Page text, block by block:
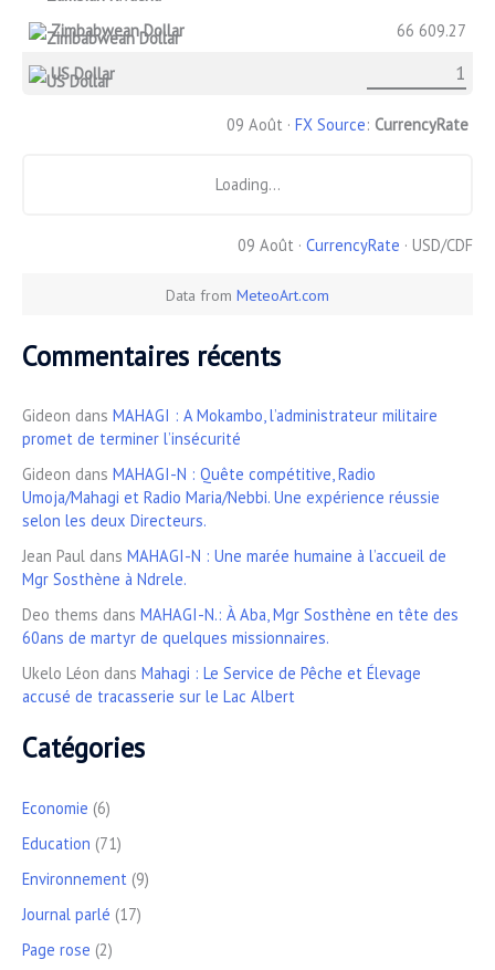
Zimbabwean Dollar 66 609.27
US Dollar
09 Août · FX Source: CurrencyRate
Loading...
09 Août · CurrencyRate · USD/CDF
Data from MeteoArt.com
Commentaires récents
Gideon dans MAHAGI : A Mokambo, l’administrateur militaire
promet de terminer l’insécurité
Gideon dans MAHAGI-N : Quête compétitive, Radio
Umoja/Mahagi et Radio Maria/Nebbi. Une expérience réussie
selon les deux Directeurs.
Jean Paul dans MAHAGI-N : Une marée humaine à l’accueil de
Mgr Sosthène à Ndrele.
Deo thems dans MAHAGI-N.: À Aba, Mgr Sosthène en tête des
60ans de martyr de quelques missionnaires.
Ukelo Léon dans Mahagi : Le Service de Pêche et Élevage
accusé de tracasserie sur le Lac Albert
Catégories
Economie (6)
Education (71)
Environnement (9)
Journal parlé (17)
Page rose (2)